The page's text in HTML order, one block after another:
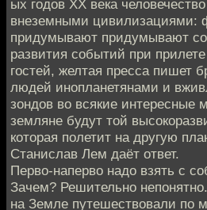
ых годов XX века
внеземными цивилизациями:
придумывают придумывают
развития событий при
гостей, желтая пресса пишет
людей инопланетянами и
зондов во всякие интересные
земляне будут той
которая полетит на другую
Станислав Лем даёт ответ.
Перво-наперво надо взять с
Зачем? Решительно
на Земле путешествовали по